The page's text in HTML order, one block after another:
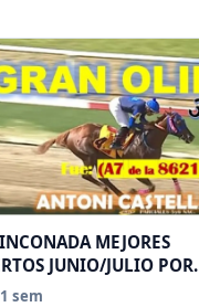
MEJORES
JUNIO/JULIO POR
CASTELLANO
1 sem